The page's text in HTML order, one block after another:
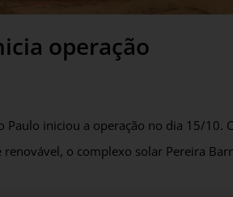
operação
Paulo iniciou a operação no dia 15/10.
o complexo solar Pereira